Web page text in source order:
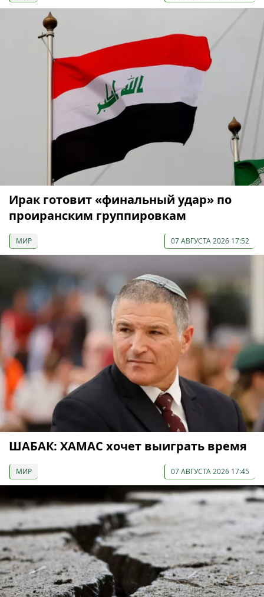
Ирак готовит «финальный удар» по
проиранским группировкам
МИР 07 АВГУСТА 2026 17:52
ШАБАК: ХАМАС хочет выиграть время
МИР 07 АВГУСТА 2026 17:45